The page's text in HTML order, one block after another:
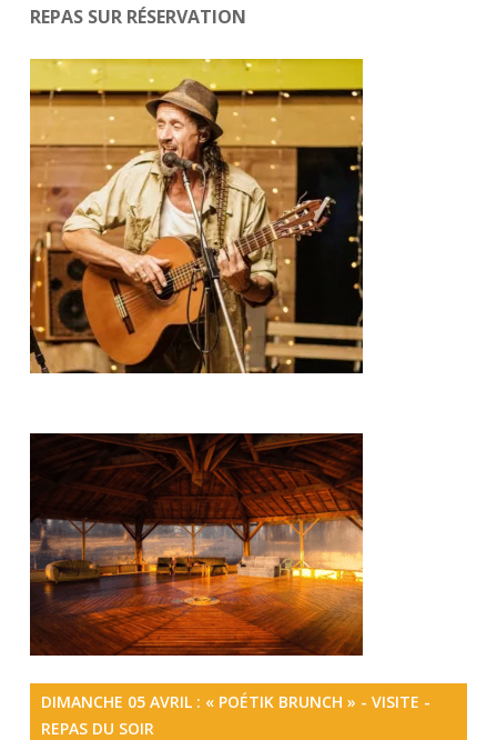
REPAS SUR RÉSERVATION
DIMANCHE 05 AVRIL : « POÉTIK BRUNCH » - VISITE -
REPAS DU SOIR